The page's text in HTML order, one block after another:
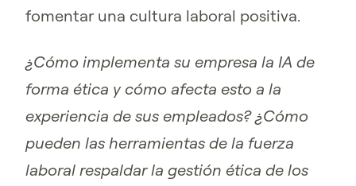
fomentar una cultura laboral positiva.
¿Cómo implementa su empresa la IA de
forma ética y cómo afecta esto a la
experiencia de sus empleados? ¿Cómo
pueden las herramientas de la fuerza
laboral respaldar la gestión ética de los